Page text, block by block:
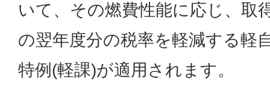
いて、その燃費性能に応じ、取
の翌年度分の税率を軽減する軽
特例(軽課)が適用されます。